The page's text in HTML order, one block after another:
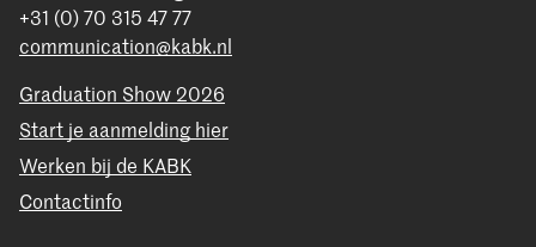
+31 (0) 70 315 47 77
communication@kabk.nl
Graduation Show 2026
Start je aanmelding hier
Werken bij de KABK
Contactinfo